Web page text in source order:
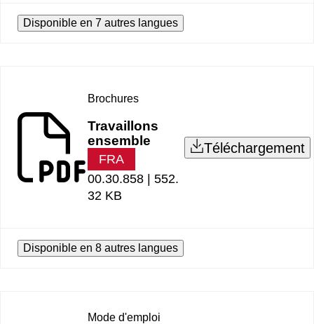
Disponible en 7 autres langues
Brochures
Travaillons
ensemble
FRA
00.30.858 | 552.
32 KB
Téléchargement
Disponible en 8 autres langues
Mode d'emploi